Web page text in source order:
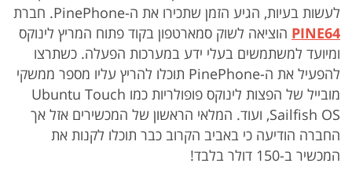
לעשות בעיות, הגיע הזמן שתכירו את ה-PinePhone. חברת
PINE64 הוציאה לשוק סמארטפון בקוד פתוח המריץ לינוקס
ומיועד למשתמשים בעלי ידע במערכות הפעלה. כשתרצו
להפעיל את ה-PinePhone תוכלו להריץ עליו מספר ממשקי
מובייל של הפצות לינוקס פופולריות כמו Ubuntu Touch
,Sailfish OS ועוד. המלאי הראשון של המכשירים אזל אך
החברה הודיעה כי באביב הקרוב כבר תוכלו לקנות את
המכשיר ב-150 דולר בלבד!